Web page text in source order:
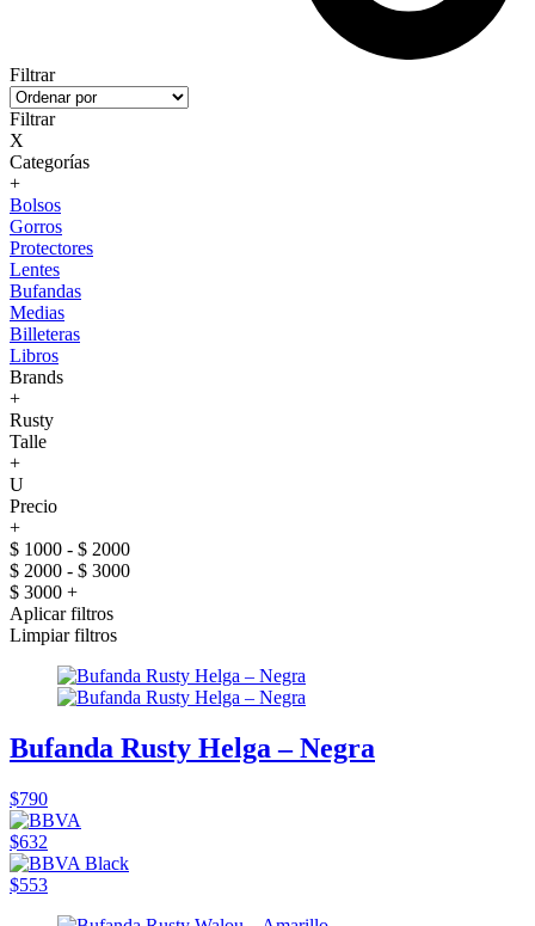
Filtrar
Filtrar
X
Categorías
+
Bolsos
Gorros
Protectores
Lentes
Bufandas
Medias
Billeteras
Libros
Brands
+
Rusty
Talle
+
U
Precio
+
$ 1000 - $ 2000
$ 2000 - $ 3000
$ 3000 +
Aplicar filtros
Limpiar filtros
Bufanda Rusty Helga – Negra
$790
$632
$553